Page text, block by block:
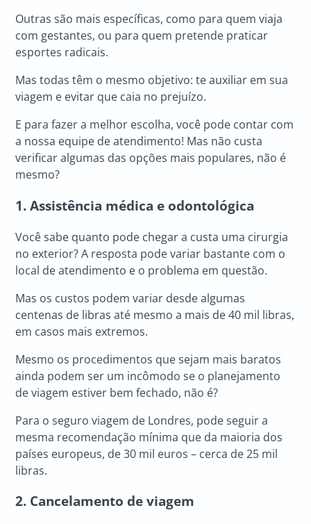
Outras são mais específicas, como para quem viaja
com gestantes, ou para quem pretende praticar
esportes radicais.
Mas todas têm o mesmo objetivo: te auxiliar em sua
viagem e evitar que caia no prejuízo.
E para fazer a melhor escolha, você pode contar com
a nossa equipe de atendimento! Mas não custa
verificar algumas das opções mais populares, não é
mesmo?
1. Assistência médica e odontológica
Você sabe quanto pode chegar a custa uma cirurgia
no exterior? A resposta pode variar bastante com o
local de atendimento e o problema em questão.
Mas os custos podem variar desde algumas
centenas de libras até mesmo a mais de 40 mil libras,
em casos mais extremos.
Mesmo os procedimentos que sejam mais baratos
ainda podem ser um incômodo se o planejamento
de viagem estiver bem fechado, não é?
Para o seguro viagem de Londres, pode seguir a
mesma recomendação mínima que da maioria dos
países europeus, de 30 mil euros – cerca de 25 mil
libras.
2. Cancelamento de viagem